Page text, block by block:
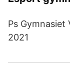
Ps Gymnasiet
2021